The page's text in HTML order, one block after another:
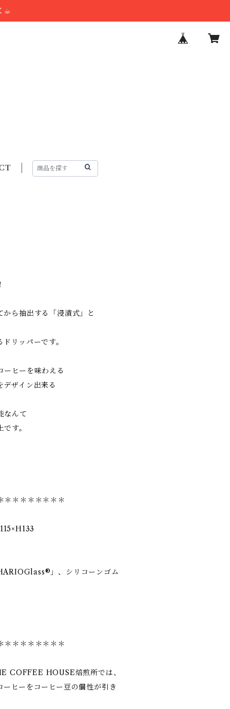
☕︎
ら抽出する「浸漬式」と
リッパーです。
ヒーを味わえる
ザイン出来る
なんて
す。
＊＊＊＊＊＊＊＊
」、シリコーンゴム
＊＊＊＊＊＊＊＊
COFFEE HOUSE焙煎所では、
ヒーをコーヒー豆の個性が引き